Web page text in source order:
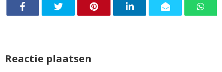
Reactie plaatsen